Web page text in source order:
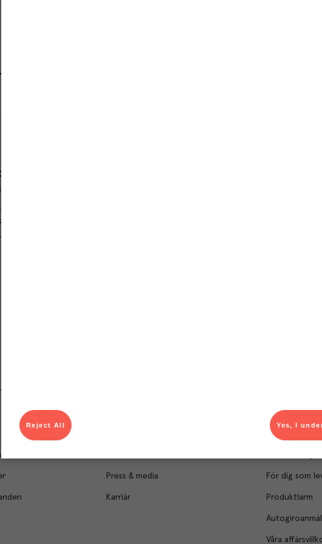
och ta del av aktuella kampanjer. Du som är Menigo-
Press & media
Karriär
Kundservice
Säljavdelning
För dig som
Produktlarm
Våra
Yes, I
Reject All